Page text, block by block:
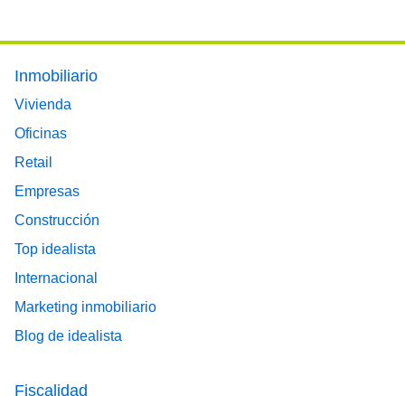
Footer main menu
Inmobiliario
Vivienda
Oficinas
Retail
Empresas
Construcción
Top idealista
Internacional
Marketing inmobiliario
Blog de idealista
Fiscalidad